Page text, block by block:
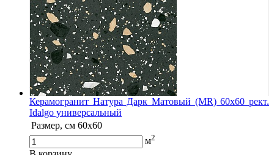
Керамогранит Натура Дарк Матовый (MR) 60х60 рект.
Idalgo универсальный
Размер, см 60х60
м2